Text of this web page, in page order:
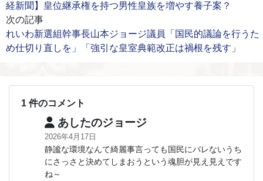
経新聞】皇位継承権を持つ男性皇族を増やす養子案？
次の記事
れいわ新選組幹事長山本ジョージ議員「国民的議論を行うた
め仕切り直しを」「強引な皇室典範改正は禍根を残す」
1 件のコメント
あしたのジョージ
2026年4月17日
静謐な環境なんて綺麗事言っても国民にバレないうち
にさっさと決めてしまおうという魂胆が見え見えです
ね～